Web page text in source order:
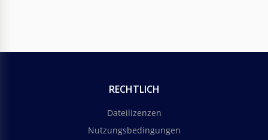
RECHTLICH
Dateilizenzen
Nutzungsbedingungen